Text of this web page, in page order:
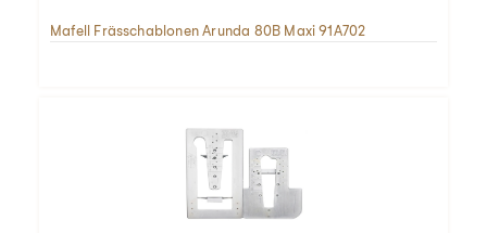
Mafell Frässchablonen Arunda 80B Maxi 91A702